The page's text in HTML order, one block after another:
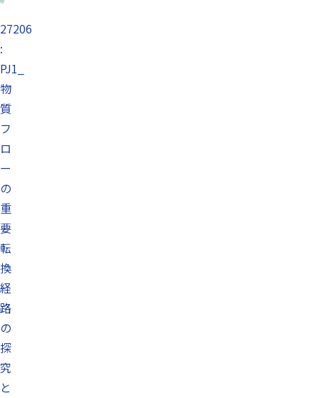
27206
:
PJ1_
物
質
フ
ロ
ー
の
重
要
転
換
経
路
の
探
究
と